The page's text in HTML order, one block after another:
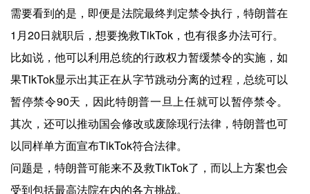
需要看到的是，即便是法院最终判定禁令执行，特朗普在
1月20日就职后，想要挽救TikTok，也有很多办法可行。
比如说，他可以利用总统的行政权力暂缓禁令的实施，如
果TikTok显示出其正在从字节跳动分离的过程，总统可以
暂停禁令90天，因此特朗普一旦上任就可以暂停禁令。
其次，还可以推动国会修改或废除现行法律，特朗普也可
以同样单方面宣布TikTok符合法律。
问题是，特朗普可能来不及救TikTok了，而以上方案也会
受到包括最高法院在内的各方挑战。